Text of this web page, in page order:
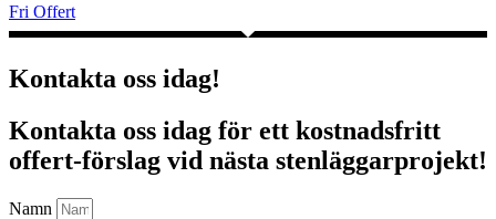
Fri Offert
Kontakta oss idag!
Kontakta oss idag för ett kostnadsfritt
offert-förslag vid nästa stenläggarprojekt!
Namn